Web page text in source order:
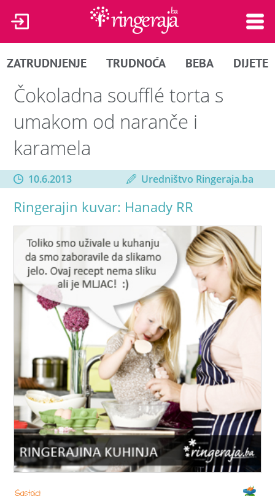
ZATRUDNJENJE TRUDNOĆA BEBA DIJETE
Čokoladna soufflé torta s
umakom od naranče i
karamela
10.6.2013 Uredništvo Ringeraja.ba
Ringerajin kuvar: Hanady RR